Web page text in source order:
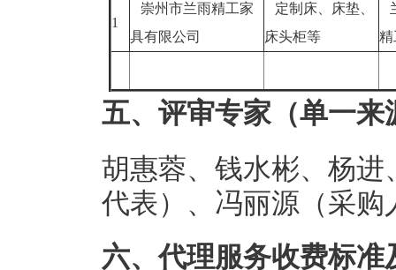
1
崇州市兰雨精工家
具有限公司
定制床、床垫、
床头柜等
五、评审专家（单一
胡惠蓉、钱水彬、杨
代表）、冯丽源（采购
六、代理服务收费标准